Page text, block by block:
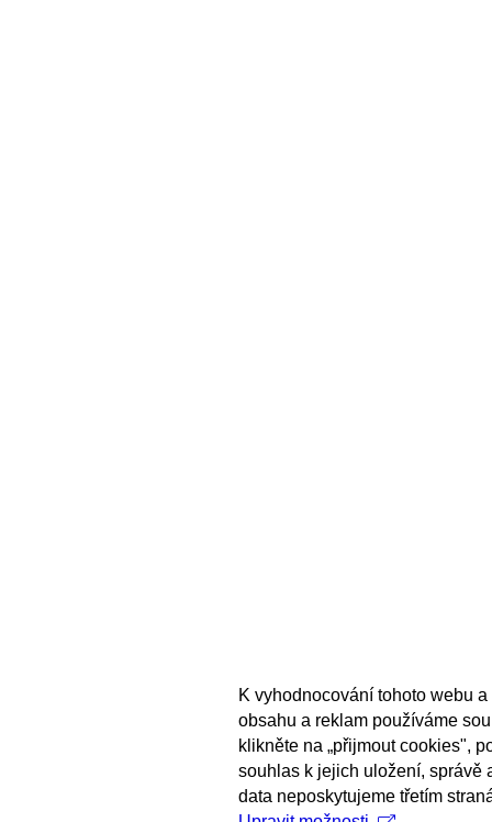
K vyhodnocování tohoto webu
obsahu a reklam používáme
klikněte na „přijmout cookies",
souhlas k jejich uložení, správě
data neposkytujeme třetím